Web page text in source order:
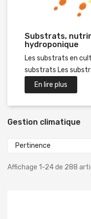
Substrats,
hydroponique
Les substrats en
substrats Les
En lire plus
Gestion climatique
Pertinence
Affichage 1-24 de 288